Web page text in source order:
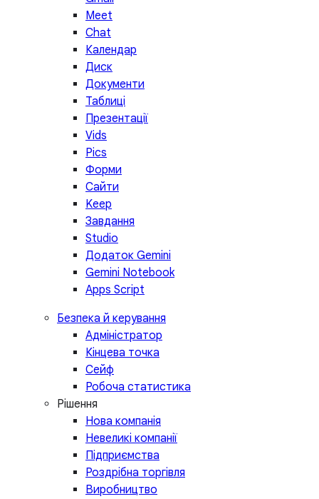
Meet
Chat
Календар
Диск
Документи
Таблиці
Презентації
Vids
Pics
Форми
Сайти
Keep
Завдання
Studio
Додаток Gemini
Gemini Notebook
Apps Script
Безпека й керування
Адміністратор
Кінцева точка
Сейф
Робоча статистика
Рішення
Нова компанія
Невеликі компанії
Підприємства
Роздрібна торгівля
Виробництво